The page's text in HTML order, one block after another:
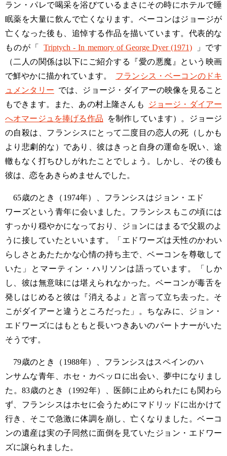
ラン・パレで喝采を浴びているまさにその時にホテルで睡
眠薬を大量に飲んで亡くなります。ベーコンはジョージが
亡くなった後も、追悼する作品を描いています。代表的な
ものが「
Triptych - In memory of George Dyer (1971)
」です
（二人の関係は以下にご紹介する『愛の悪魔』という映画
で鮮やかに描かれています。
フランシス・ベーコンのドキ
ュメンタリー では、ジョージ・ダイアーの映像を見ること
もできます。また、あの村上隆さんも
ジョージ・ダイアー
へオマージュを捧げる作品
を制作しています）。ジョージ
の自殺は、フランシスにとって二度目の恋人の死（しかも
より悲劇的な）であり、彼はきっと自身の運命を呪い、途
轍もなく打ちひしがれたことでしょう。しかし、その後も
彼は、恋をあきらめませんでした。
65歳のとき（1974年）、フランシスはジョン・エド
ワーズという青年に会いました。フランシスもこの頃には
すっかり穏やかになっており、ジョンにはまるで父親のよ
うに接していたといいます。「エドワーズは天性のかわい
らしさとあたたかな心情の持ち主で、ベーコンを尊敬して
いた」とマーティン・ハリソンは語っています。「しか
し、彼は無意味には堪えられなかった。ベーコンが毒舌を
発しはじめると彼は『消えるよ』と言って立ち去った。そ
こがダイアーと違うところだった」。ちなみに、ジョン・
エドワーズにはもともと長いつきあいのパートナーがいた
そうです。
79歳のとき（1988年）、フランシスはスペインのハ
ンサムな青年、ホセ・カペッロに出会い、夢中になりまし
た。83歳のとき（1992年）、医師に止められたにも関わら
ず、フランシスはホセに会うためにマドリッドに出かけて
行き、そこで急激に体調を崩し、亡くなりました。ベーコ
ンの遺産は実の子同然に面倒を見ていたジョン・エドワー
ズに譲られました。